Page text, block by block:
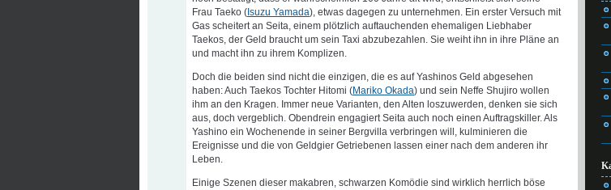
Frau Taeko ( Isuzu Yamada), etwas dagegen zu unternehmen. Ein erster Versuch mit
Gas scheitert an Seita, einem plötzlich auftauchenden ehemaligen Liebhaber
Taekos, der Geld braucht um sein Taxi abzubezahlen. Sie weiht ihn in ihre Pläne an
und macht ihn zu ihrem Komplizen.
Doch die beiden sind nicht die einzigen, die es auf Yashinos Geld abgesehen
haben: Auch Taekos Tochter Hitomi (Mariko Okada) und sein Neffe Shujiro wollen
ihm an den Kragen. Immer neue Varianten, den Alten loszuwerden, denken sie sich
aus, doch vergeblich. Obendrein engagiert Seita auch noch einen Auftragskiller. Als
Yashino ein Wochenende in seiner Bergvilla verbringen will, kulminieren die
Ereignisse und die von Geldgier Getriebenen lassen einer nach dem anderen ihr
Leben.
Einige Szenen dieser makabren, schwarzen Komödie sind wirklich herrlich böse